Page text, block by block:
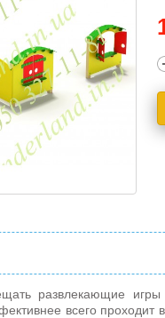
развлекающие
всего проходит